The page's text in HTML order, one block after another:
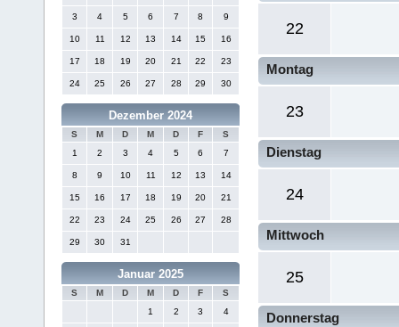
3 4 5 6 7 8 9
10 11 12 13 14 15 16
17 18 19 20 21 22 23
24 25 26 27 28 29 30
Dezember 2024
S M D M D F
S
1
2 3 4 5 6 7
8 9 10 11 12 13 14
15 16 17 18 19 20 21
22 23 24 25 26 27 28
29 30 31
Januar 2025
S M D M D F
S
1
2 3 4
22
Montag
23
Dienstag
24
Mittwoch
25
Donnerstag